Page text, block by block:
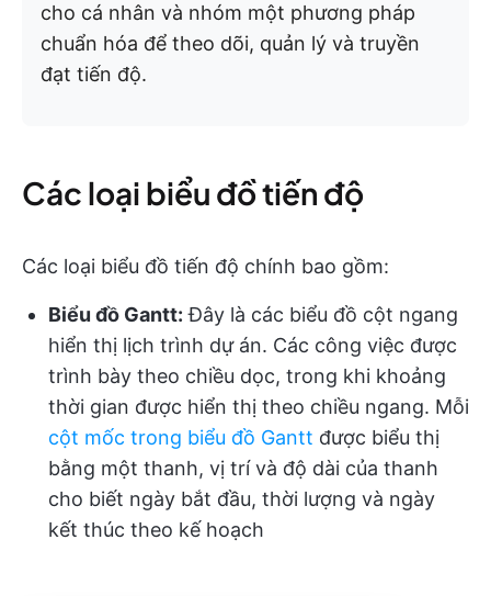
cho cá nhân và nhóm một phương pháp
chuẩn hóa để theo dõi, quản lý và truyền
đạt tiến độ.
Các loại biểu đồ tiến độ
Các loại biểu đồ tiến độ chính bao gồm:
Biểu đồ Gantt: Đây là các biểu đồ cột ngang
hiển thị lịch trình dự án. Các công việc được
trình bày theo chiều dọc, trong khi khoảng
thời gian được hiển thị theo chiều ngang. Mỗi
cột mốc trong biểu đồ Gantt được biểu thị
bằng một thanh, vị trí và độ dài của thanh
cho biết ngày bắt đầu, thời lượng và ngày
kết thúc theo kế hoạch